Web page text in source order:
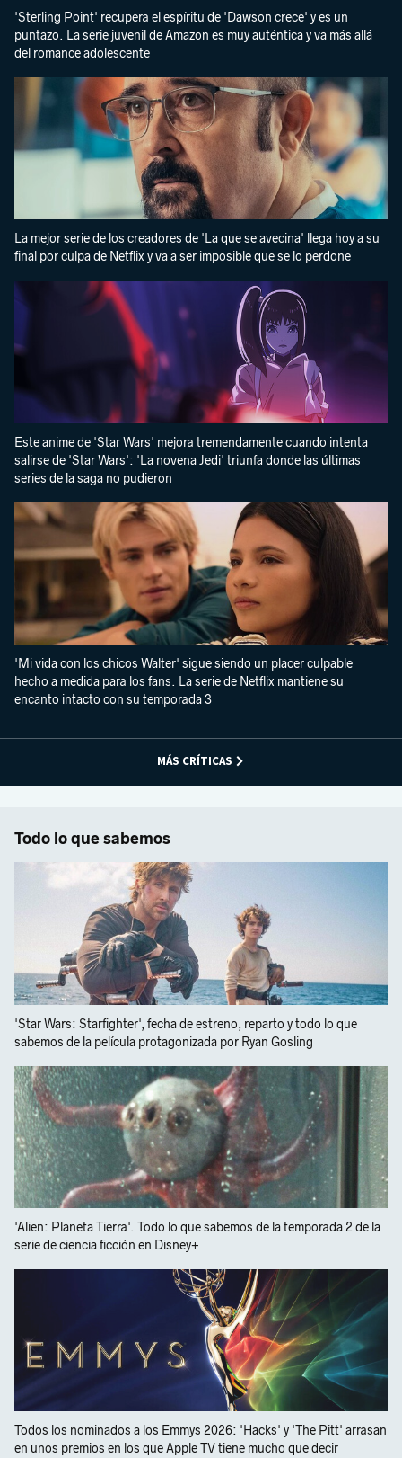
'Sterling Point' recupera el espíritu de 'Dawson crece' y es un
puntazo. La serie juvenil de Amazon es muy auténtica y va más allá
del romance adolescente
La mejor serie de los creadores de 'La que se avecina' llega hoy a su
final por culpa de Netflix y va a ser imposible que se lo perdone
Este anime de 'Star Wars' mejora tremendamente cuando intenta
salirse de 'Star Wars': 'La novena Jedi' triunfa donde las últimas
series de la saga no pudieron
'Mi vida con los chicos Walter' sigue siendo un placer culpable
hecho a medida para los fans. La serie de Netflix mantiene su
encanto intacto con su temporada 3
MÁS CRÍTICAS
Todo lo que sabemos
'Star Wars: Starfighter', fecha de estreno, reparto y todo lo que
sabemos de la película protagonizada por Ryan Gosling
'Alien: Planeta Tierra'. Todo lo que sabemos de la temporada 2 de la
serie de ciencia ficción en Disney+
Todos los nominados a los Emmys 2026: 'Hacks' y 'The Pitt' arrasan
en unos premios en los que Apple TV tiene mucho que decir